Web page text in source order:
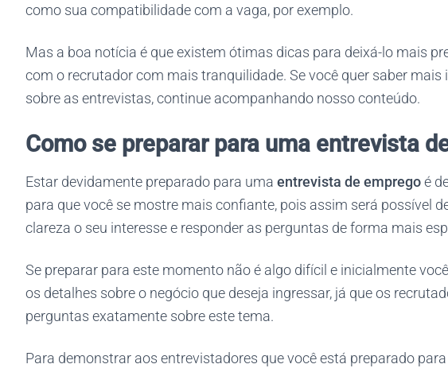
como sua compatibilidade com a vaga, por exemplo.
Mas a boa notícia é que existem ótimas dicas para deixá-lo mais
com o recrutador com mais tranquilidade. Se você quer saber
sobre as entrevistas, continue acompanhando nosso conteúdo.
Como se preparar para uma entrevista
Estar devidamente preparado para uma entrevista de empregoé
para que você se mostre mais confiante, pois assim será possível
clareza o seu interesse e responder as perguntas de forma mais
Se preparar para este momento não é algo difícil e inicialmente
os detalhes sobre o negócio que deseja ingressar, já que os
perguntas exatamente sobre este tema.
Para demonstrar aos entrevistadores que você está preparado